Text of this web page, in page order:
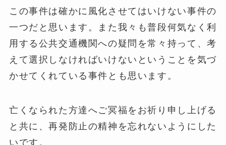
この事件は確かに風化させてはいけない事件の
一つだと思います。また我々も普段何気なく利
用する公共交通機関への疑問を常々持って、考
えて選択しなければいけないということを気づ
かせてくれている事件とも思います。
亡くなられた方達へご冥福をお祈り申し上げる
と共に、再発防止の精神を忘れないようにした
いです。